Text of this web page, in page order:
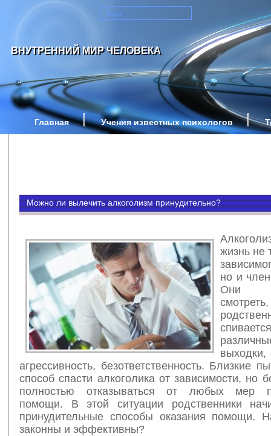
ВНУТРЕННИЙ МИР ЧЕЛОВЕКА
Главная Учения известных психологов
Можно ли вылечить алкоголизм принудительно?
жизнь не
но и
Они
выходки,
агрессивность, безответственность. Близкие
способ спасти алкоголика от зависимости, но
полностью отказываться от любых мер
помощи. В этой ситуации родственники
принудительные способы оказания помощи.
законны и эффективны?